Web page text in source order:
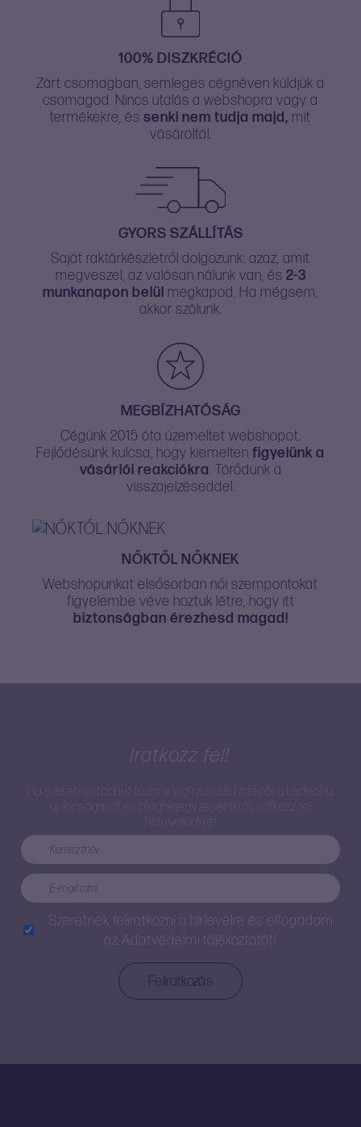
100% DISZKRÉCIÓ
Zárt csomagban, semleges cégnéven küldjük a
csomagod. Nincs utalás a webshopra vagy a
termékekre, és senki nem tudja majd, mit
vásároltál.
GYORS SZÁLLÍTÁS
Saját raktárkészletről dolgozunk: azaz, amit
megveszel, az valósan nálunk van, és 2-3
munkanapon belül megkapod. Ha mégsem,
akkor szólunk.
MEGBÍZHATÓSÁG
Cégünk 2015 óta üzemeltet webshopot.
Fejlődésünk kulcsa, hogy kiemelten figyelünk a
vásárlói reakciókra. Törődünk a
visszajelzéseddel.
NŐKTŐL NŐKNEK
Webshopunkat elsősorban női szempontokat
figyelembe véve hoztuk létre, hogy itt
biztonságban érezhesd magad!
Iratkozz fel!
hírlevelünkre!
Szeretnék feliratkozni a hírlevélre és elfogadom
az Adatvédelmi tájékoztatót!